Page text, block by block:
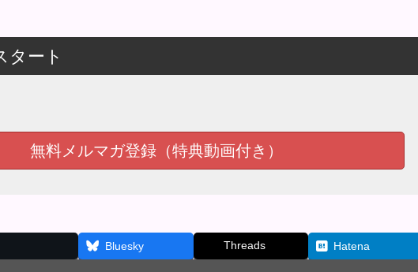
タート
無料メルマガ登録（特典動画付き）
Bluesky Threads Hatena